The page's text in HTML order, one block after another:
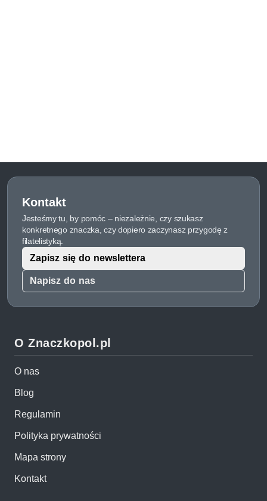
Kontakt
Jesteśmy tu, by pomóc – niezależnie, czy szukasz
konkretnego znaczka, czy dopiero zaczynasz przygodę z
filatelistyką.
Napisz do nas
Zapisz się do newslettera
O Znaczkopol.pl
O nas
Blog
Regulamin
Polityka prywatności
Mapa strony
Kontakt